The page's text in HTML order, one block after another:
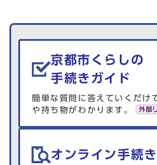
生活情報を探す
京都市くらしの
手続きガイド
簡単な質問に答えていくだけ
や持ち物がわかります。
オンライン手続